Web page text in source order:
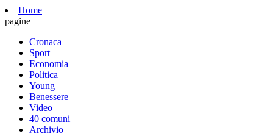
Home
pagine
Cronaca
Sport
Economia
Politica
Young
Benessere
Video
40 comuni
Archivio